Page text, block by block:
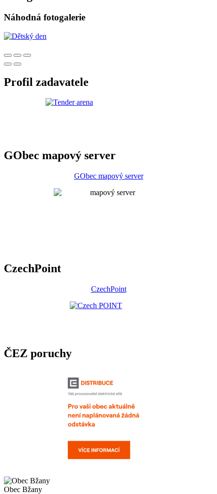
Náhodná fotogalerie
Profil zadavatele
GObec mapový server
GObec mapový server
CzechPoint
CzechPoint
ČEZ poruchy
Obec Bžany